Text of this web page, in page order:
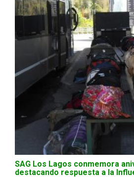
SAG Los Lagos conmemora
destacando respuesta a la